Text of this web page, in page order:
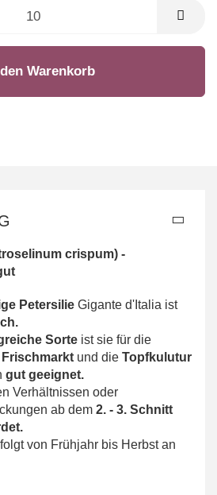
den Warenkorb
crispum) -
Petersilie Gigante d'Italia ist
Sorte ist sie für die
Frischmarkt und die Topfkulutur
gut geeignet.
Verhältnissen oder
ab dem 2. - 3. Schnitt
von Frühjahr bis Herbst an